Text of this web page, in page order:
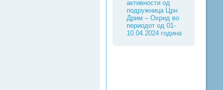
активности од
подружница Црн
Дрим – Охрид во
периодот од 01-
10.04.2024 година